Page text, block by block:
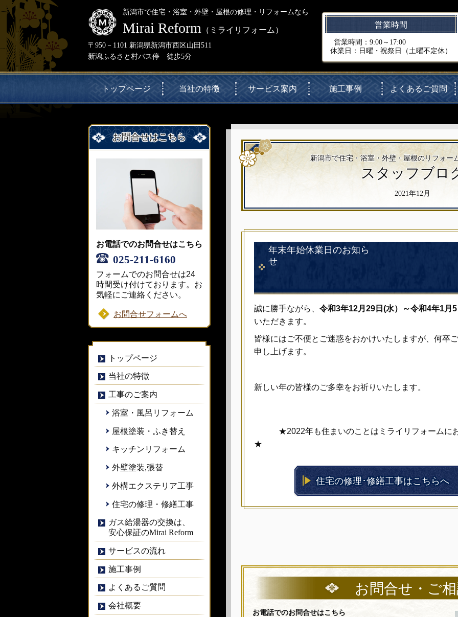
新潟市で住宅・浴室・外壁・屋根の修理・リフォームなら
Mirai Reform （ミライリフォーム）
〒950－1101 新潟県新潟市西区山田511
新潟ふるさと村バス停 徒歩5分
営業時間
営業時間：9:00～17:00
休業日：日曜・祝祭日（土曜不定休）
トップページ 当社の特徴 サービス案内 施工事例 よくあるご質問
新潟市で住宅・浴室・外壁・屋根のリフォー
スタッフブロ
2021年12月
年末年始休業日のお知ら
誠に勝手ながら、 令和3年12月29日(水）～令和4年1月
いただきます。
皆様にはご不便とご迷惑をおかけいたしますが、何卒
申し上げます。
新しい年の皆様のご多幸をお祈りいたします。
★2022年も住まいのことはミライリフォームにお
★
住宅の修理･修繕工事はこちらへ
お問合せ・ご
お電話でのお問合せはこちら
お問合せはこちら
お電話でのお問合せはこちら
025-211-6160
フォームでのお問合せは24
時間受け付けております。お
気軽にご連絡ください。
お問合せフォームへ
トップページ
当社の特徴
工事のご案内
浴室・風呂リフォーム
屋根塗装・ふき替え
キッチンリフォーム
外壁塗装,張替
外構エクステリア工事
住宅の修理・修繕工事
ガス給湯器の交換は、
安心保証のMirai Reform
サービスの流れ
施工事例
よくあるご質問
会社概要